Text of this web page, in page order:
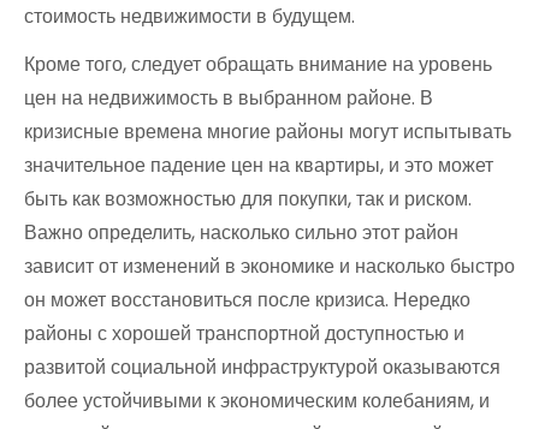
стоимость недвижимости в будущем.
Кроме того, следует обращать внимание на уровень
цен на недвижимость в выбранном районе. В
кризисные времена многие районы могут испытывать
значительное падение цен на квартиры, и это может
быть как возможностью для покупки, так и риском.
Важно определить, насколько сильно этот район
зависит от изменений в экономике и насколько быстро
он может восстановиться после кризиса. Нередко
районы с хорошей транспортной доступностью и
развитой социальной инфраструктурой оказываются
более устойчивыми к экономическим колебаниям, и